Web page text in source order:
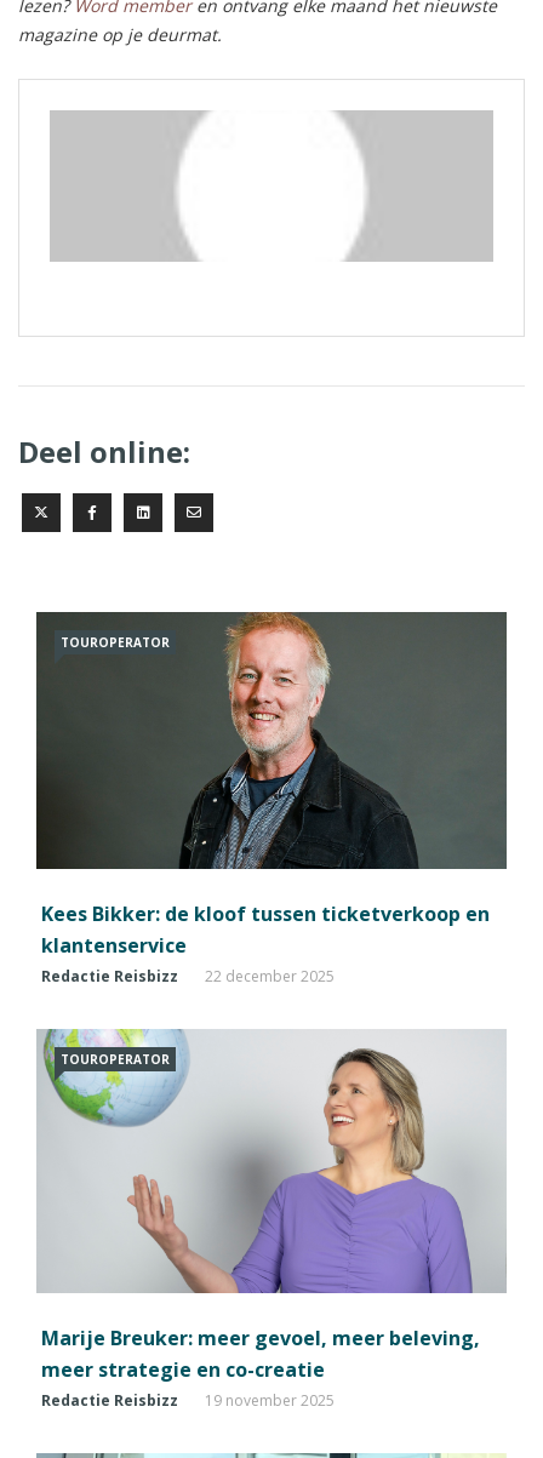
lezen? Word memberen ontvang elke maand het nieuwste
magazine op je deurmat.
Deel online:
TOUROPERATOR
Kees Bikker: de kloof tussen ticketverkoop en
klantenservice
Redactie Reisbizz 22 december 2025
TOUROPERATOR
Marije Breuker: meer gevoel, meer beleving,
meer strategie en co-creatie
Redactie Reisbizz 19 november 2025